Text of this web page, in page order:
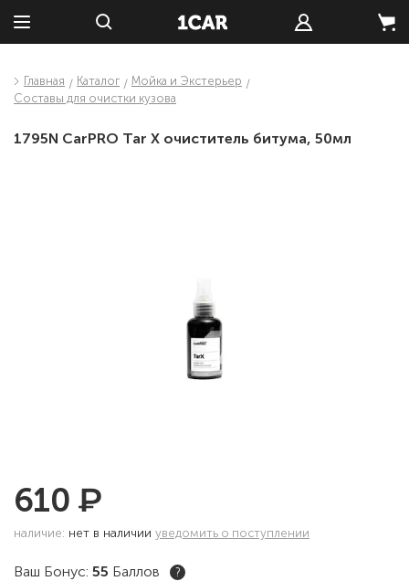
Главная Каталог
Мойка и Экстерьер
Составы для очистки кузова
1795N CarPRO Tar X очиститель битума, 50мл
610 ₽
наличие: нет в наличии уведомить о поступлении
Ваш Бонус: 55 Баллов ?